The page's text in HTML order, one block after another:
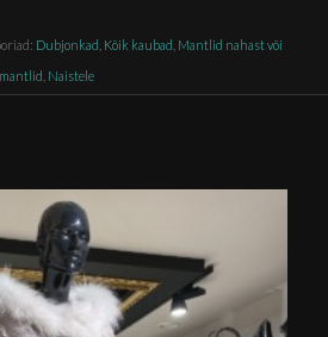
Dubjonkad Kõik kaubad Mantlid nahast või
Naistele